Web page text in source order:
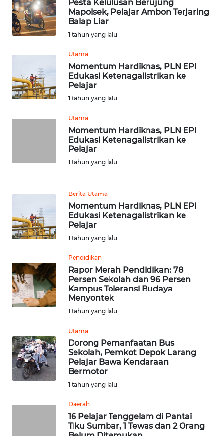
Pesta Kelulusan Berujung
Mapolsek, Pelajar Ambon Terjaring
Balap Liar
1 tahun yang lalu
Utama
Momentum Hardiknas, PLN EPI
Edukasi Ketenagalistrikan ke
Pelajar
1 tahun yang lalu
Utama
Momentum Hardiknas, PLN EPI
Edukasi Ketenagalistrikan ke
Pelajar
1 tahun yang lalu
Berita Utama
Momentum Hardiknas, PLN EPI
Edukasi Ketenagalistrikan ke
Pelajar
1 tahun yang lalu
Pendidikan
Rapor Merah Pendidikan: 78
Persen Sekolah dan 96 Persen
Kampus Toleransi Budaya
Menyontek
1 tahun yang lalu
Utama
Dorong Pemanfaatan Bus
Sekolah, Pemkot Depok Larang
Pelajar Bawa Kendaraan
Bermotor
1 tahun yang lalu
Daerah
16 Pelajar Tenggelam di Pantai
Tiku Sumbar, 1 Tewas dan 2 Orang
KARAWANG
WN
BOGOR
UTARA
WN
PADANG
WN
SUMEDANG
WN
WN
KEPULAUAN
SERIBU